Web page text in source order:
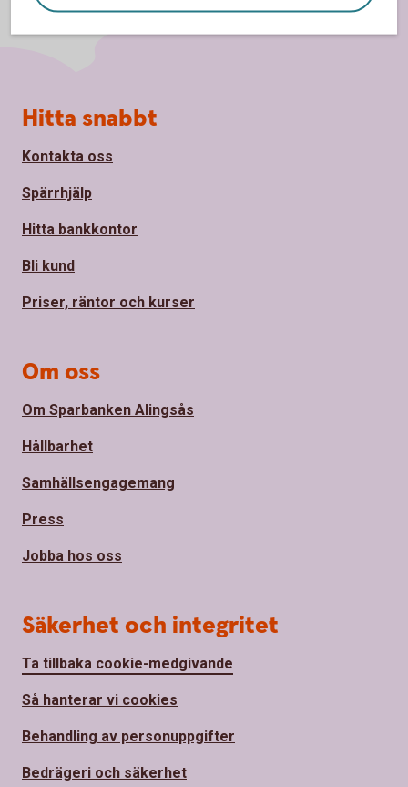
Sidfot
Hitta snabbt
Kontakta oss
Spärrhjälp
Hitta bankkontor
Bli kund
Priser, räntor och kurser
Om oss
Om Sparbanken Alingsås
Hållbarhet
Samhällsengagemang
Press
Jobba hos oss
Säkerhet och integritet
Ta tillbaka cookie-medgivande
Så hanterar vi cookies
Behandling av personuppgifter
Bedrägeri och säkerhet